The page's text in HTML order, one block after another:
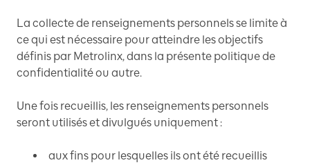
La collecte de renseignements personnels se limite à
ce qui est nécessaire pour atteindre les objectifs
définis par Metrolinx, dans la présente politique de
confidentialité ou autre.
Une fois recueillis, les renseignements personnels
seront utilisés et divulgués uniquement :
aux fins pour lesquelles ils ont été recueillis